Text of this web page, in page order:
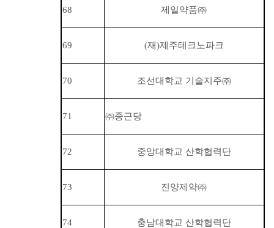
68 제일약품㈜
69 (재)제주테크노파크
70 조선대학교 기술지주㈜
71 ㈜종근당
72 중앙대학교 산학협력단
73 진양제약㈜
74 충남대학교 산학협력단